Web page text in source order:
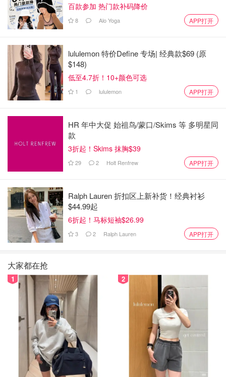
Dani则补充道：“这展示了网络文化如何让普通人成为意外
的网络名人，也让人看到误解是如何意外地将人们联系在一
起的。”
两人还提到，作为华裔加拿大人，他们对于这场从TikTok到
小红书的用户迁移感到十分有趣：“这种现象结合了我们作
百款参加 热门款补码降价
8 Alo Yoga APP打开
lululemon 特价Define 专场| 经典款$69 (原
$148)
低至4.7折！10+颜色可选
1 lululemon APP打开
HR 年中大促 始祖鸟/蒙口/Skims 等 多明星同
款
3折起！Skims 抹胸$39
29 2 Holt Renfrew APP打开
Ralph Lauren 折扣区上新补货！经典衬衫
$44.99起
6折起！马标短袖$26.99
3 2 Ralph Lauren APP打开
大家都在抢
1 2